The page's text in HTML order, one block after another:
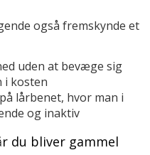
også fremskynde et
uden at bevæge sig
i kosten
lårbenet, hvor man i
og inaktiv
du bliver gammel